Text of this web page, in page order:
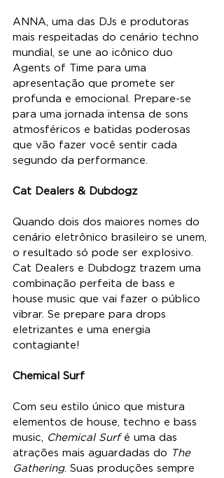
ANNA, uma das DJs e produtoras
mais respeitadas do cenário techno
mundial, se une ao icônico duo
Agents of Time para uma
apresentação que promete ser
profunda e emocional. Prepare-se
para uma jornada intensa de sons
atmosféricos e batidas poderosas
que vão fazer você sentir cada
segundo da performance.
Cat Dealers & Dubdogz
Quando dois dos maiores nomes do
cenário eletrônico brasileiro se unem,
o resultado só pode ser explosivo.
Cat Dealers e Dubdogz trazem uma
combinação perfeita de bass e
house music que vai fazer o público
vibrar. Se prepare para drops
eletrizantes e uma energia
contagiante!
Chemical Surf
Com seu estilo único que mistura
elementos de house, techno e bass
music,
Chemical Surf é uma das
atrações mais aguardadas do The
Gathering. Suas produções sempre